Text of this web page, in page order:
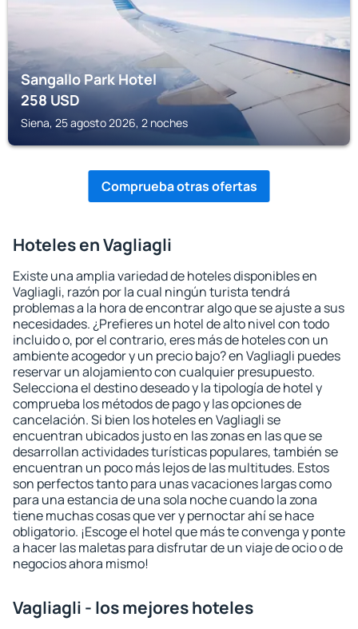
Sangallo Park Hotel
258USD
Siena, 25 agosto 2026, 2 noches
Comprueba otras ofertas
Hoteles en Vagliagli
Existe una amplia variedad de hoteles disponibles en
Vagliagli, razón por la cual ningún turista tendrá
problemas a la hora de encontrar algo que se ajuste a sus
necesidades. ¿Prefieres un hotel de alto nivel con todo
incluido o, por el contrario, eres más de hoteles con un
ambiente acogedor y un precio bajo? en Vagliagli puedes
reservar un alojamiento con cualquier presupuesto.
Selecciona el destino deseado y la tipología de hotel y
comprueba los métodos de pago y las opciones de
cancelación. Si bien los hoteles en Vagliagli se
encuentran ubicados justo en las zonas en las que se
desarrollan actividades turísticas populares, también se
encuentran un poco más lejos de las multitudes. Estos
son perfectos tanto para unas vacaciones largas como
para una estancia de una sola noche cuando la zona
tiene muchas cosas que ver y pernoctar ahí se hace
obligatorio. ¡Escoge el hotel que más te convenga y ponte
a hacer las maletas para disfrutar de un viaje de ocio o de
negocios ahora mismo!
Vagliagli - los mejores hoteles